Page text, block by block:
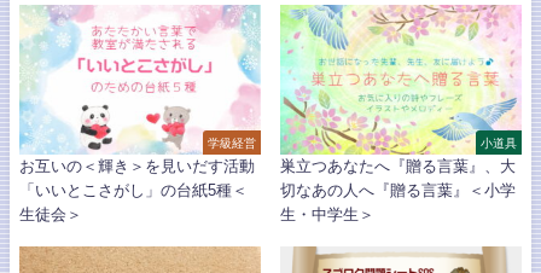
学級経営
お互いの＜輝き＞を見いだす活動
「いいとこさがし」の台紙5種＜
生徒会＞
小道具
巣立つあなたへ『贈る言葉』、大
切なあの人へ『贈る言葉』＜小学
生・中学生＞